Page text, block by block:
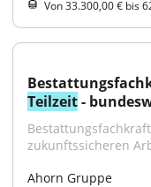
Von 33.300,00 € bis
Teilzeit -
zukunftssicheren
Ahorn Gruppe